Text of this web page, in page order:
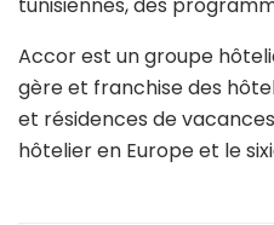
Accor est un groupe
gère et franchise des
et résidences de
hôtelier en Europe et le